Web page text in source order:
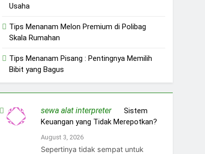
Usaha
Tips Menanam Melon Premium di Polibag
Skala Rumahan
Tips Menanam Pisang : Pentingnya Memilih
Bibit yang Bagus
sewa alat interpreteron Sistem
Keuangan yang Tidak Merepotkan?
August 3, 2026
Sepertinya tidak sempat untuk